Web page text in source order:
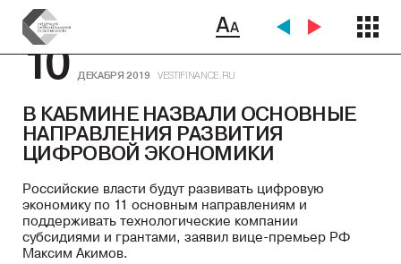
10 ДЕКАБРЯ 2019 VESTIFINANCE.RU
В КАБМИНЕ НАЗВАЛИ ОСНОВНЫЕ
НАПРАВЛЕНИЯ РАЗВИТИЯ
ЦИФРОВОЙ ЭКОНОМИКИ
Российские власти будут развивать цифровую
экономику по 11 основным направлениям и
поддерживать технологические компании
субсидиями и грантами, заявил вице-премьер РФ
Максим Акимов.